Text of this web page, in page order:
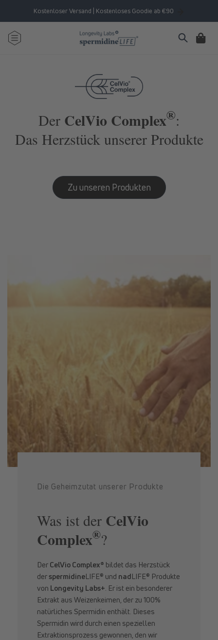
Inhalt
Kostenloser Versand | Kostenloses Goodie ab €90
Warenkorb
Der CelVio Complex®:
Das Herzstück unserer Produkte
Zu unseren Produkten
Die Geheimzutat unserer Produkte
Was ist der CelVio
Complex®?
Der CelVio Complex® bildet das Herzstück
derspermidineLIFE® und nadLIFE® Produkte
von Longevity Labs+ . Er ist ein besonderer
Extrakt aus Weizenkeimen, der zu 100%
natürliches Spermidin enthält. Dieses
Spermidin wird durch einen speziellen
Extraktionsprozess gewonnen, den wir